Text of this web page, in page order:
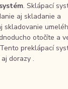
. Sklápací
aj skladanie a
skladovanie
otočíte a
preklápací
dorazy .